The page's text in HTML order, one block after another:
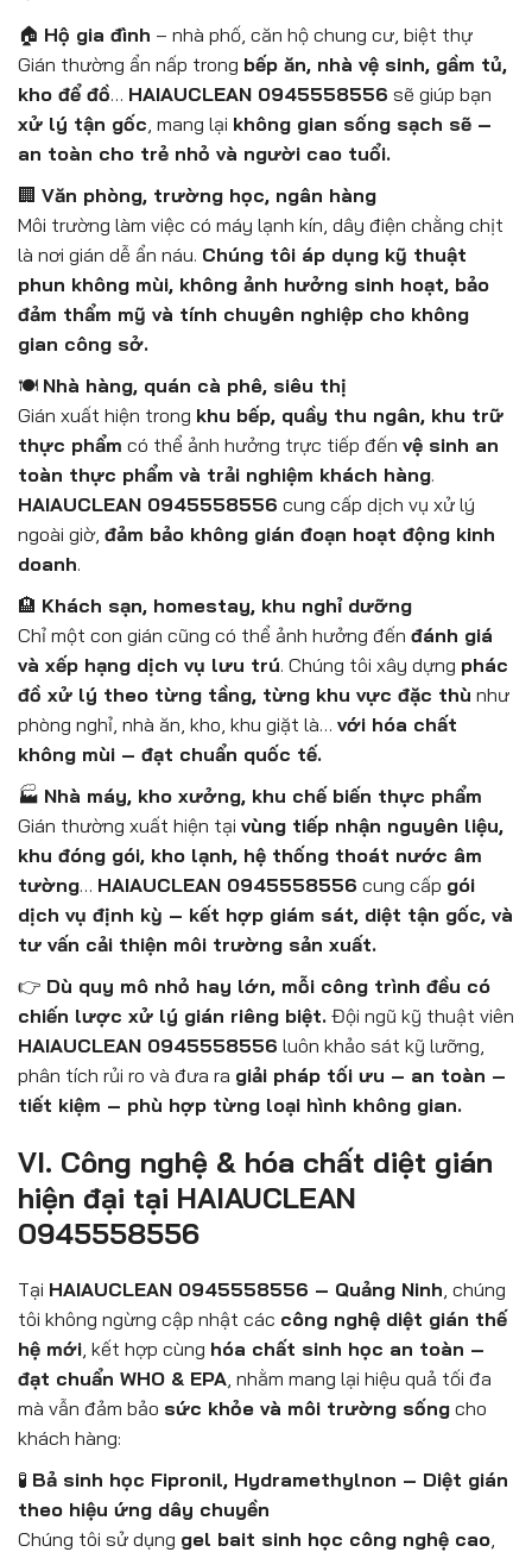
🏠 Hộ gia đình – nhà phố, căn hộ chung cư, biệt thự
Gián thường ẩn nấp trong bếp ăn, nhà vệ sinh, gầm tủ,
kho để đồ… HAIAUCLEAN 0945558556 sẽ giúp bạn
xử lý tận gốc , mang lại không gian sống sạch sẽ –
an toàn cho trẻ nhỏ và người cao tuổi.
🏢 Văn phòng, trường học, ngân hàng
Môi trường làm việc có máy lạnh kín, dây điện chằng chịt
là nơi gián dễ ẩn náu. Chúng tôi áp dụng kỹ thuật
phun không mùi, không ảnh hưởng sinh hoạt, bảo
đảm thẩm mỹ và tính chuyên nghiệp cho không
gian công sở.
🍽️ Nhà hàng, quán cà phê, siêu thị
Gián xuất hiện trong khu bếp, quầy thu ngân, khu trữ
thực phẩm có thể ảnh hưởng trực tiếp đến vệ sinh an
toàn thực phẩm và trải nghiệm khách hàng.
HAIAUCLEAN 0945558556 cung cấp dịch vụ xử lý
ngoài giờ, đảm bảo không gián đoạn hoạt động kinh
doanh.
🏨 Khách sạn, homestay, khu nghỉ dưỡng
Chỉ một con gián cũng có thể ảnh hưởng đến đánh giá
và xếp hạng dịch vụ lưu trú. Chúng tôi xây dựng phác
đồ xử lý theo từng tầng, từng khu vực đặc thù như
phòng nghỉ, nhà ăn, kho, khu giặt là… với hóa chất
không mùi – đạt chuẩn quốc tế.
🏭 Nhà máy, kho xưởng, khu chế biến thực phẩm
Gián thường xuất hiện tại vùng tiếp nhận nguyên liệu,
khu đóng gói, kho lạnh, hệ thống thoát nước âm
tường… HAIAUCLEAN 0945558556 cung cấp gói
dịch vụ định kỳ – kết hợp giám sát, diệt tận gốc, và
tư vấn cải thiện môi trường sản xuất.
👉 Dù quy mô nhỏ hay lớn, mỗi công trình đều có
chiến lược xử lý gián riêng biệt. Đội ngũ kỹ thuật viên
HAIAUCLEAN 0945558556 luôn khảo sát kỹ lưỡng,
phân tích rủi ro và đưa ra giải pháp tối ưu – an toàn –
tiết kiệm – phù hợp từng loại hình không gian.
VI. Công nghệ & hóa chất diệt gián
hiện đại tại HAIAUCLEAN
0945558556
Tại HAIAUCLEAN 0945558556 – Quảng Ninh , chúng
tôi không ngừng cập nhật các công nghệ diệt gián thế
hệ mới , kết hợp cùng hóa chất sinh học an toàn –
đạt chuẩn WHO & EPA , nhằm mang lại hiệu quả tối đa
mà vẫn đảm bảo sức khỏe và môi trường sống cho
khách hàng:
🧪 Bả sinh học Fipronil, Hydramethylnon – Diệt gián
theo hiệu ứng dây chuyền
Chúng tôi sử dụng gel bait sinh học công nghệ cao